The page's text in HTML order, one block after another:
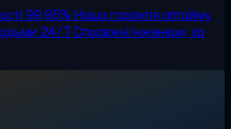
99,95% Наша гарантія аптайму
24/7Справжні інженери, за